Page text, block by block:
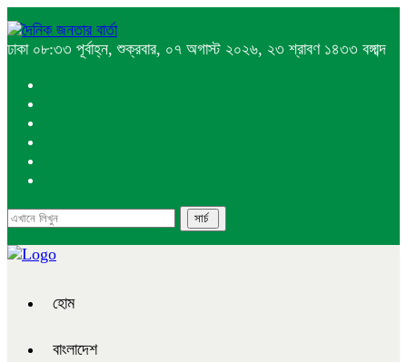
ঢাকা ০৮:৩৩ পূর্বাহ্ন, শুক্রবার, ০৭ অগাস্ট ২০২৬, ২৩ শ্রাবণ ১৪৩৩ বঙ্গাব্দ
হোম
বাংলাদেশ